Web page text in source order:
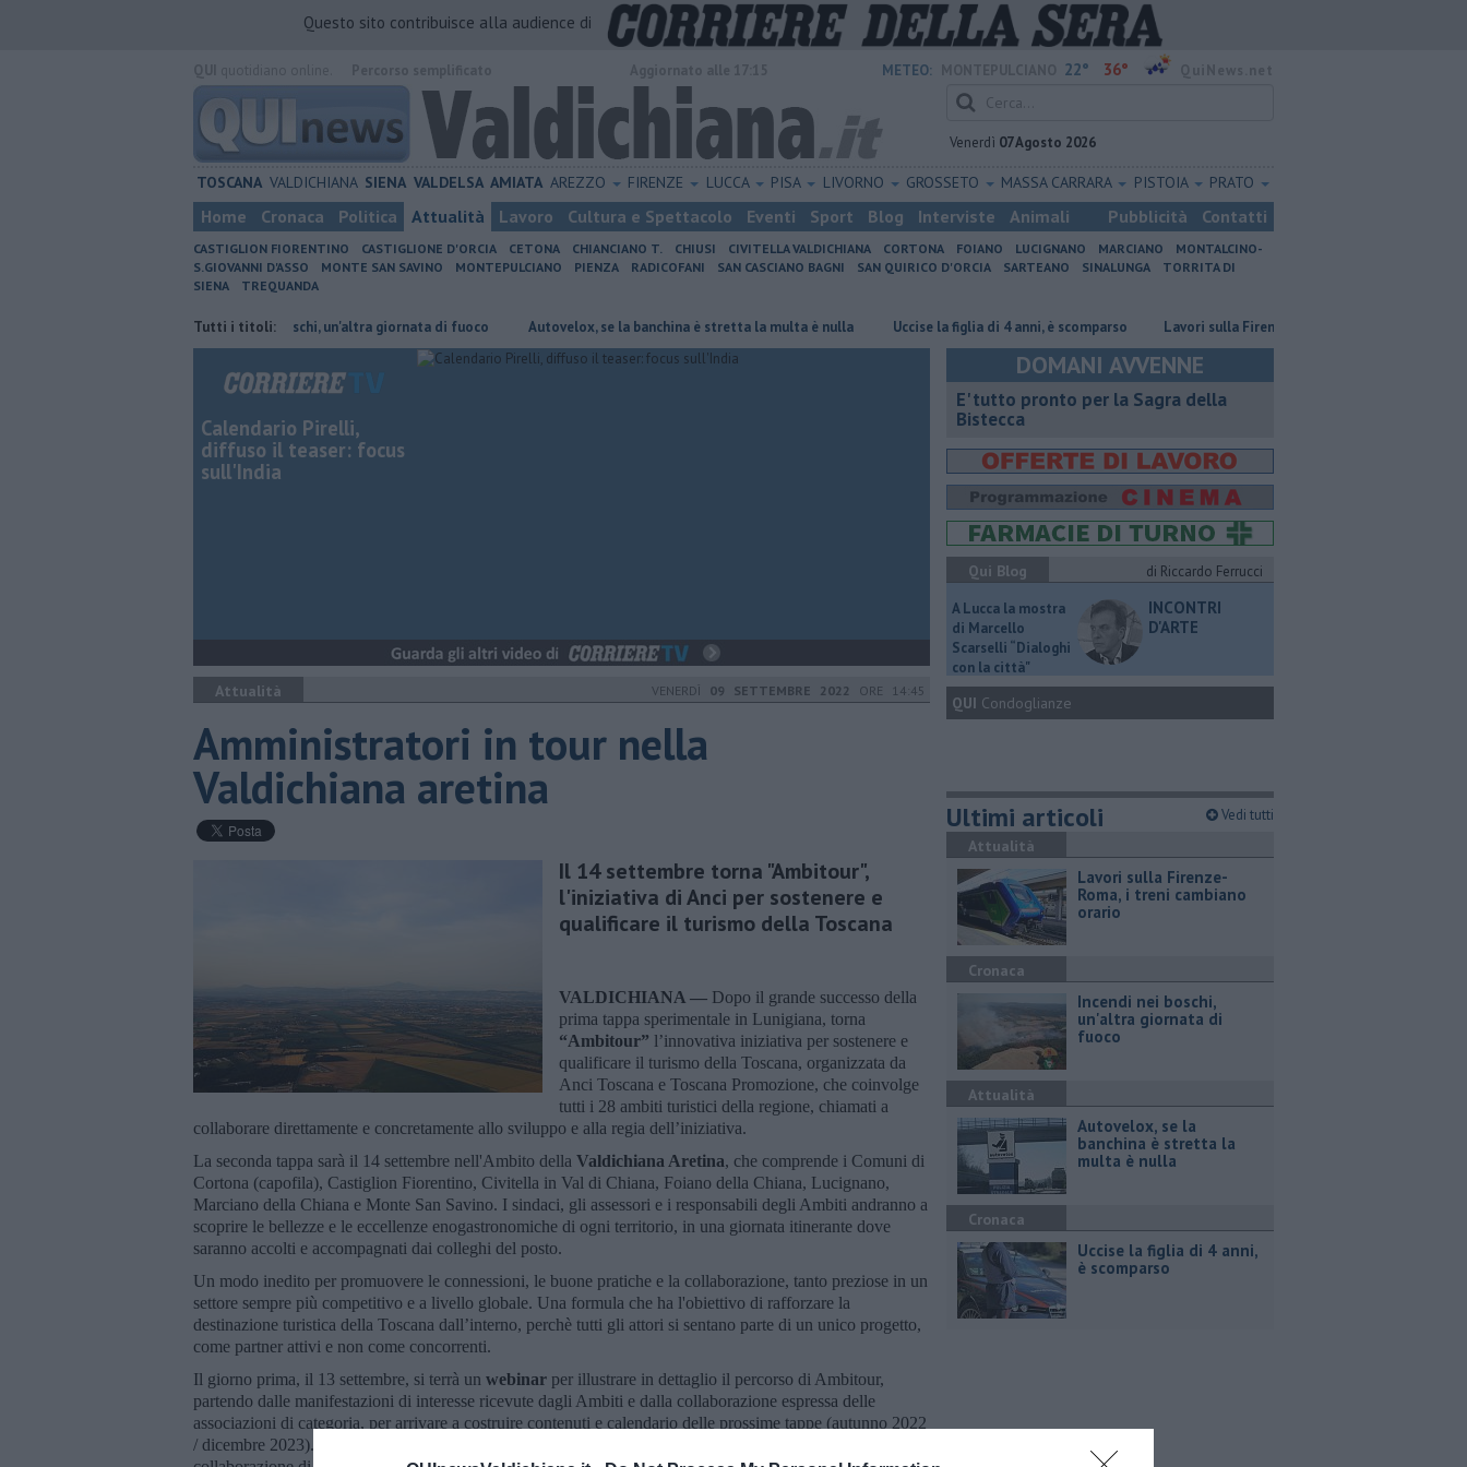
Questo sito contribuisce alla audience di
METEO: 22° 36°
Venerdì 07 Agosto 2026
TOSCANA VALDICHIANA SIENA VALDELSA AMIATA AREZZO FIRENZE LUCCA PISA LIVORNO GROSSETO MASSA CARRARA PISTOIA PRATO
Home Cronaca Politica Attualità Lavoro Cultura e Spettacolo Eventi Sport Blog Interviste Animali Pubblicità Contatti
CASTIGLION FIORENTINO CASTIGLIONE D'ORCIA CETONA CHIANCIANO T. CHIUSI CIVITELLA VALDICHIANA CORTONA FOIANO LUCIGNANO MARCIANO
MONTALCINO-
S.GIOVANNI D'ASSO
MONTE SAN SAVINO MONTEPULCIANO PIENZA RADICOFANI SAN CASCIANO BAGNI SAN QUIRICO D'ORCIA SARTEANO SINALUNGA
TORRITA DI
SIENA
TREQUANDA
Tutti i titoli:
Incendi nei boschi, un'altra giornata di fuoco Autovelox, se la banchina è stretta la multa è nulla Uccise la figlia di 4 anni, è scomparso Lavori sulla Firenze-Roma, i treni cambiano orario
Calendario Pirelli,
diffuso il teaser: focus
sull'India
Attualità VENERDÌ 09 SETTEMBRE 2022 ORE 14:45
Amministratori in tour nella
Valdichiana aretina
Il 14 settembre torna "Ambitour",
l'iniziativa di Anci per sostenere e
qualificare il turismo della Toscana
VALDICHIANA — Dopo il grande successo della
prima tappa sperimentale in Lunigiana, torna
“Ambitour” l’innovativa iniziativa per sostenere e
qualificare il turismo della Toscana, organizzata da
Anci Toscana e Toscana Promozione, che coinvolge
tutti i 28 ambiti turistici della regione, chiamati a
collaborare direttamente e concretamente allo sviluppo e alla regia dell’iniziativa.
La seconda tappa sarà il 14 settembre nell'Ambito della Valdichiana Aretina, che comprende i Comuni di
Cortona (capofila), Castiglion Fiorentino, Civitella in Val di Chiana, Foiano della Chiana, Lucignano,
Marciano della Chiana e Monte San Savino. I sindaci, gli assessori e i responsabili degli Ambiti andranno a
scoprire le bellezze e le eccellenze enogastronomiche di ogni territorio, in una giornata itinerante dove
saranno accolti e accompagnati dai colleghi del posto.
Un modo inedito per promuovere le connessioni, le buone pratiche e la collaborazione, tanto preziose in un
settore sempre più competitivo e a livello globale. Una formula che ha l'obiettivo di rafforzare la
destinazione turistica della Toscana dall’interno, perchè tutti gli attori si sentano parte di un unico progetto,
come partner attivi e non come concorrenti.
Il giorno prima, il 13 settembre, si terrà un webinar per illustrare in dettaglio il percorso di Ambitour,
partendo dalle manifestazioni di interesse ricevute dagli Ambiti e dalla collaborazione espressa delle
associazioni di categoria, per arrivare a costruire contenuti e calendario delle prossime tappe (autunno 2022
/ dicembre 2023). Interverranno Francesco Tapinassi direttore Toscana Promozione Turistica con la
DOMANI AVVENNE
E' tutto pronto per la Sagra della
Bistecca
Qui Blog
di Riccardo Ferrucci
A Lucca la mostra
di Marcello
Scarselli “Dialoghi
con la città"
INCONTRI
D'ARTE
QUI Condoglianze
Ultimi articoli Vedi tutti
Attualità
Lavori sulla Firenze-
Roma, i treni cambiano
orario
Cronaca
Incendi nei boschi,
un'altra giornata di
fuoco
Attualità
Autovelox, se la
banchina è stretta la
multa è nulla
Cronaca
Uccise la figlia di 4 anni,
è scomparso